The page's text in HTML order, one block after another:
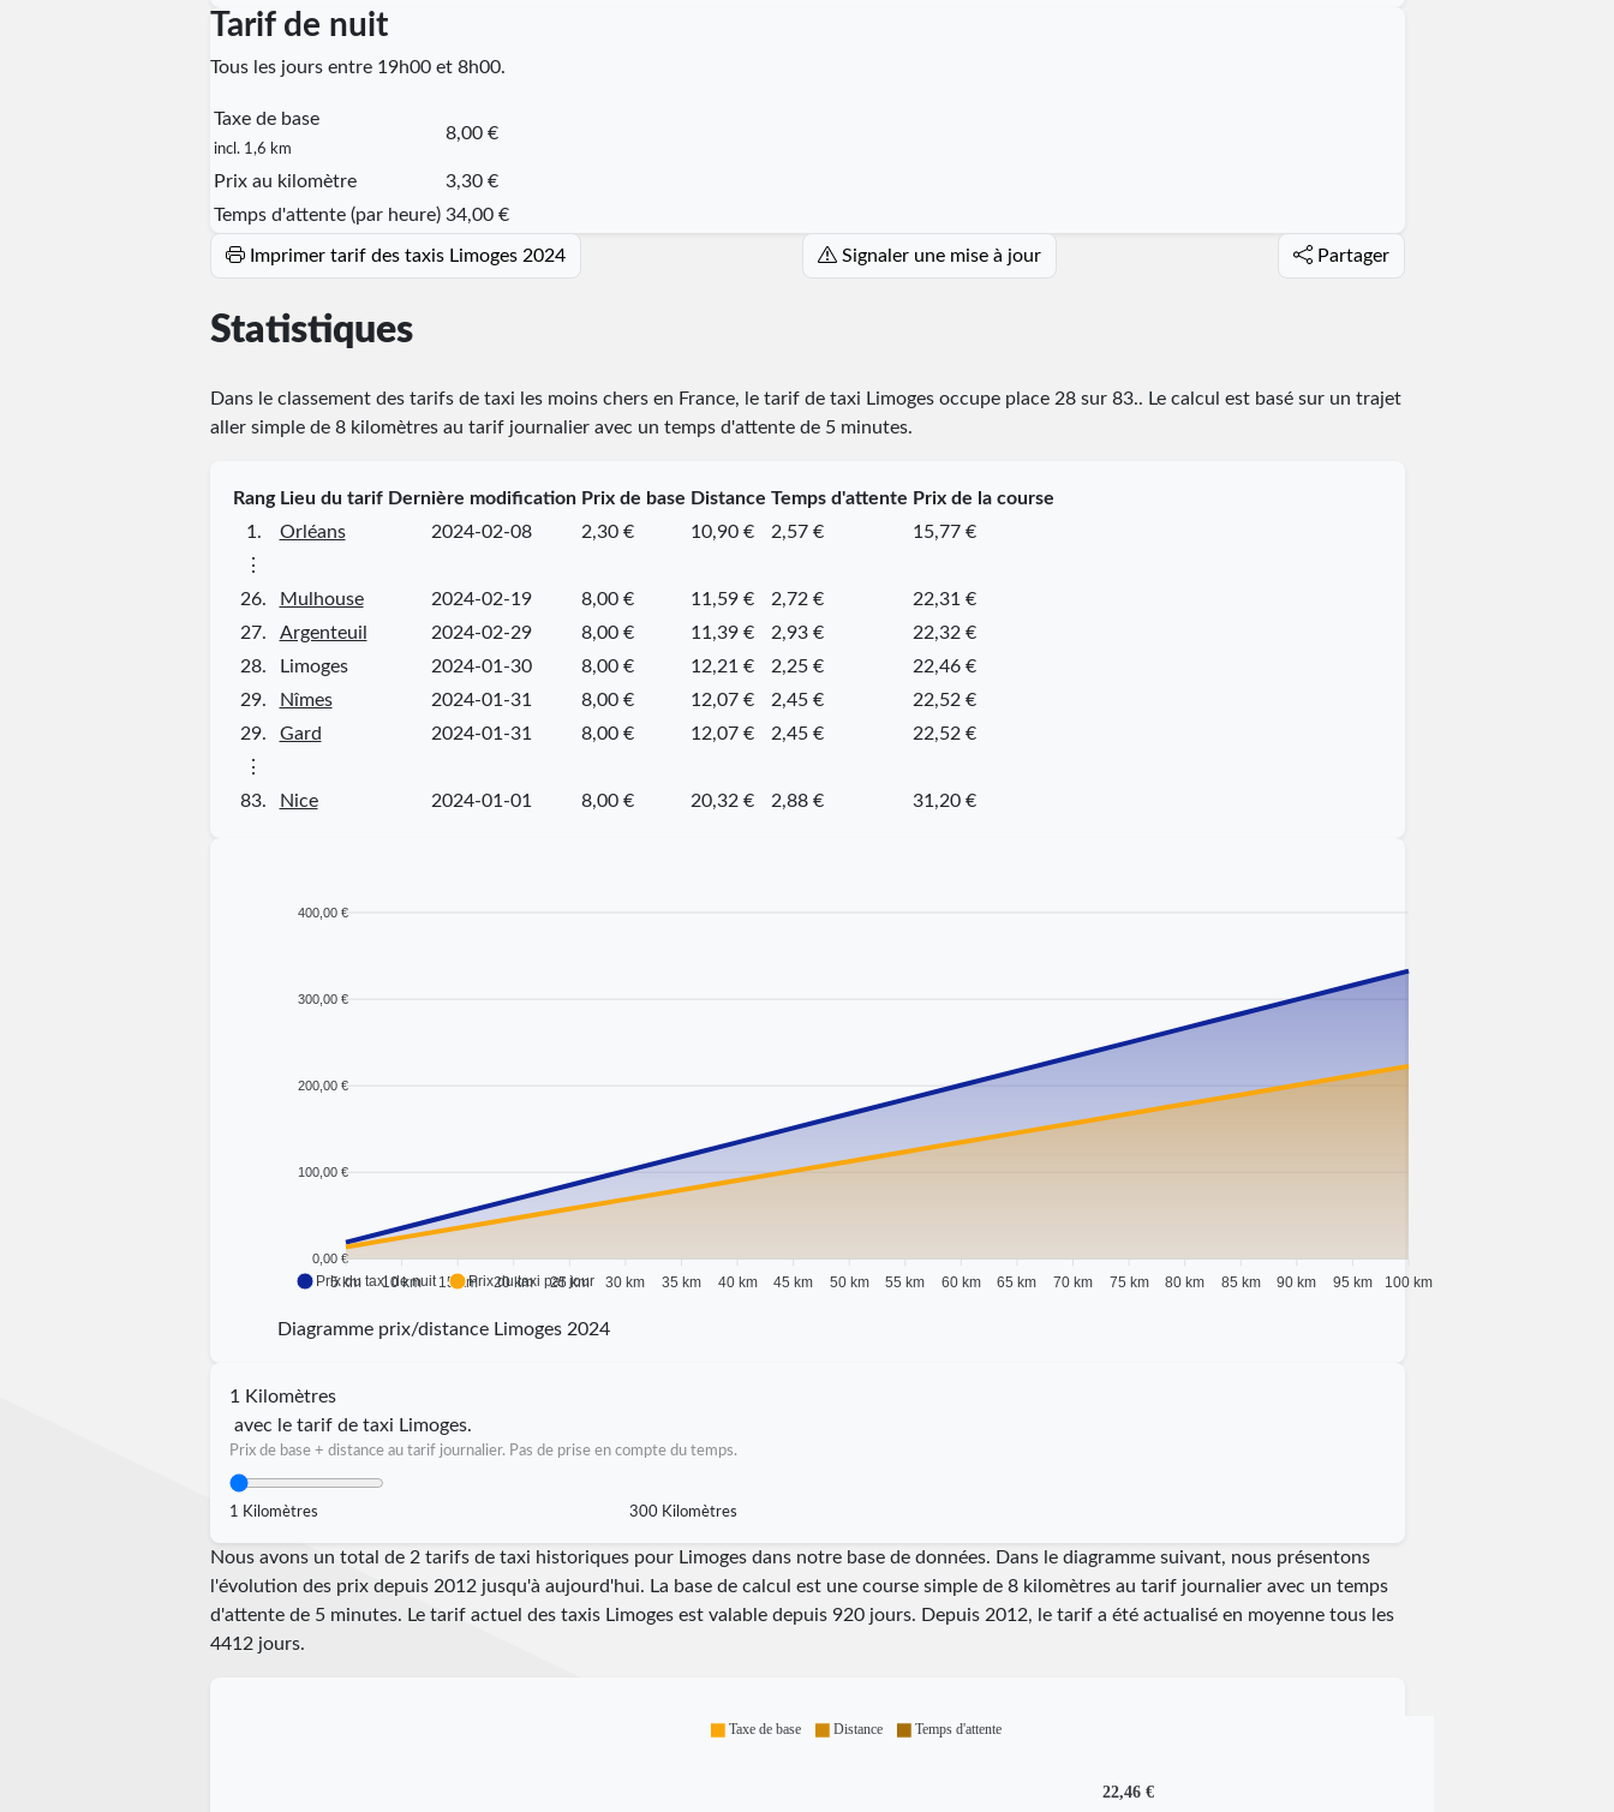
Tarif de nuit
Tous les jours entre 19h00 et 8h00.
Taxe de base
incl. 1,6 km
8,00 €
Prix au kilomètre
3,30 €
Temps d'attente (par heure) 34,00 €
Imprimer tarif des taxis Limoges 2024 Signaler une mise à jour Partager
Statistiques
Dans le classement des tarifs de taxi les moins chers en France, le tarif de taxi Limoges occupe place 28sur 83.. Le calcul est basé sur un trajet
aller simple de 8 kilomètres au tarif journalier avec un temps d'attente de 5 minutes.
Rang Lieu du tarif Dernière modification Prix de base Distance Temps d'attente Prix de la course
1.
Orléans 2024-02-08 2,30 € 10,90 € 2,57 €
15,77 €
⋮
26.
Mulhouse 2024-02-19 8,00 € 11,59 € 2,72 €
22,31 €
27.
Argenteuil 2024-02-29 8,00 € 11,39 € 2,93 €
22,32 €
28.
Limoges 2024-01-30 8,00 € 12,21 € 2,25 €
22,46 €
29.
Nîmes 2024-01-31 8,00 € 12,07 € 2,45 €
22,52 €
29.
Gard 2024-01-31 8,00 € 12,07 € 2,45 €
22,52 €
⋮
83.
Nice 2024-01-01 8,00 € 20,32 € 2,88 € 31,20 €
400,00 €
300,00 €
200,00 €
100,00 €
0,00 €
5 km 10 km 15 km 20 km 25 km 30 km 35 km 40 km 45 km 50 km 55 km 60 km 65 km 70 km 75 km 80 km 85 km 90 km 95 km 100 km
Prix du taxi de nuit Prix du taxi par jour
Diagramme prix/distance Limoges 2024
1 Kilomètres
avec le tarif de taxi Limoges.
Prix de base + distance au tarif journalier. Pas de prise en compte du temps.
1 Kilomètres 300 Kilomètres
Nous avons un total de 2 tarifs de taxi historiques pour Limoges dans notre base de données. Dans le diagramme suivant, nous présentons
l'évolution des prix depuis 2012 jusqu'à aujourd'hui. La base de calcul est une course simple de 8 kilomètres au tarif journalier avec un temps
d'attente de 5 minutes. Le tarif actuel des taxis Limoges est valable depuis 920jours. Depuis 2012, le tarif a été actualisé en moyenne tous les
4412 jours.
22,46 €
Taxe de base Distance Temps d'attente